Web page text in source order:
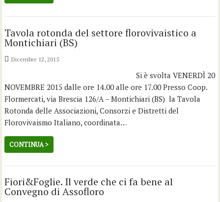
Tavola rotonda del settore florovivaistico a
Montichiari (BS)
Dicembre 12, 2015
Si è svolta VENERDÌ 20
NOVEMBRE 2015 dalle ore 14.00 alle ore 17.00 Presso Coop.
Flormercati, via Brescia 126/A – Montichiari (BS) la Tavola
Rotonda delle Associazioni, Consorzi e Distretti del
Florovivaismo Italiano, coordinata…
CONTINUA >
Fiori&Foglie. Il verde che ci fa bene al
Convegno di Assofloro